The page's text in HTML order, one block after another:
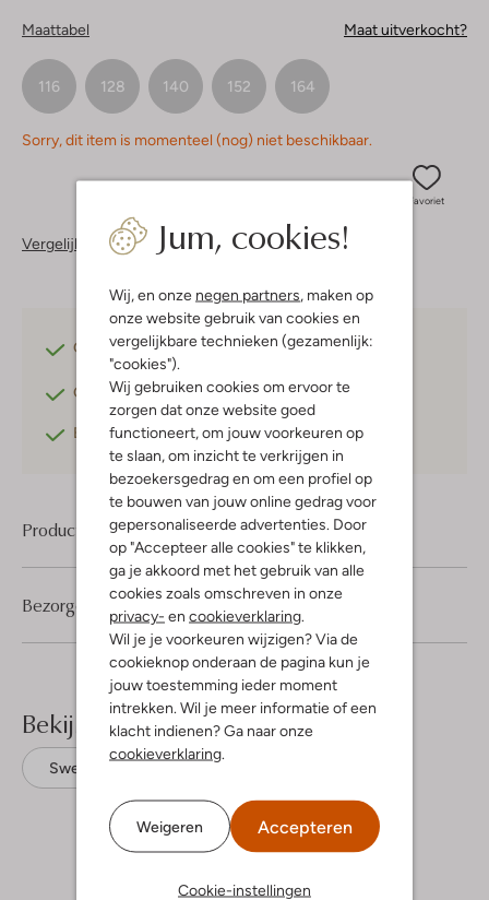
Jum, cookies!
Wij, en onze negen partners, maken op
onze website gebruik van cookies en
vergelijkbare technieken (gezamenlijk:
"cookies").
Wij gebruiken cookies om ervoor te
zorgen dat onze website goed
functioneert, om jouw voorkeuren op
te slaan, om inzicht te verkrijgen in
bezoekersgedrag en om een profiel op
te bouwen van jouw online gedrag voor
gepersonaliseerde advertenties. Door
op "Accepteer alle cookies" te klikken,
ga je akkoord met het gebruik van alle
cookies zoals omschreven in onze
privacy- en cookieverklaring.
Wil je je voorkeuren wijzigen? Via de
cookieknop onderaan de pagina kun je
jouw toestemming ieder moment
intrekken. Wil je meer informatie of een
klacht indienen? Ga naar onze
cookieverklaring.
Weigeren Accepteren
Cookie-instellingen
Maattabel Maat uitverkocht?
116 128 140 152 164
Sorry, dit item is momenteel (nog) niet beschikbaar.
Favoriet
Vergelijkbare items
Gratis verzendingvanaf €75,-
Gratis retournerenbinnen 30 dagen*
Betaal achterafmet Klarna
Product informatie
Bezorgen & retourneren
Bekijk meer
Sweaters Nik & Nik